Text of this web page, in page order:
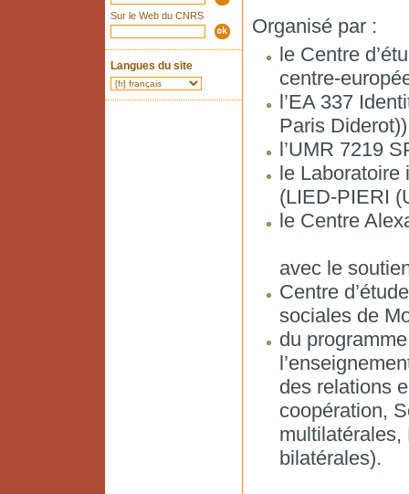
Sur le Web du CNRS
Langues du site
Organisé par :
le Centre
centre-
l’EA 337
Paris
l’UMR 7219
le Laboratoire
(LIED-PIERI
le Centre
avec le
Centre
sociales de
du
des relations
coopération,
multilatérales,
bilatérales).